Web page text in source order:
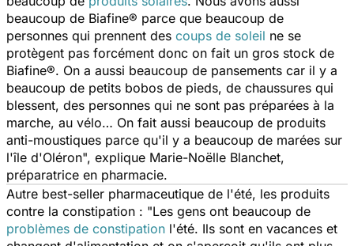
beaucoup de Biafine® parce que beaucoup de
personnes qui prennent des coups de soleil ne se
protègent pas forcément donc on fait un gros stock de
Biafine®. On a aussi beaucoup de pansements car il y a
beaucoup de petits bobos de pieds, de chaussures qui
blessent, des personnes qui ne sont pas préparées à la
marche, au vélo… On fait aussi beaucoup de produits
anti-moustiques parce qu'il y a beaucoup de marées sur
l'île d'Oléron", explique Marie-Noëlle Blanchet,
préparatrice en pharmacie.
Autre best-seller pharmaceutique de l'été, les produits
contre la constipation : "Les gens ont beaucoup de
problèmes de constipation l'été. Ils sont en vacances et